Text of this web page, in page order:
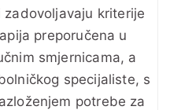
zadovoljavaju kriterije
preporučena u
smjernicama, a
specijaliste, s
potrebe za